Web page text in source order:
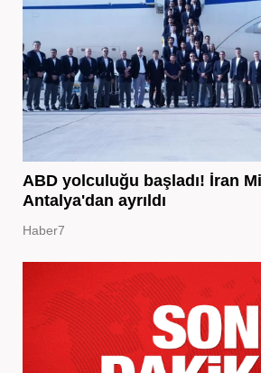
ABD yolculuğu başladı! İran
Antalya'dan ayrıldı
Haber7